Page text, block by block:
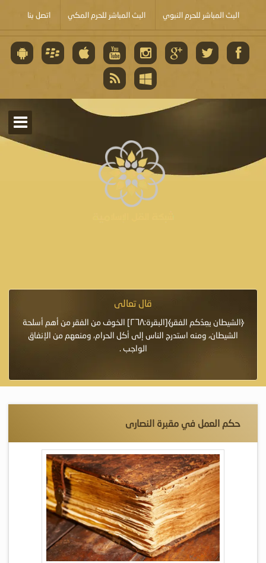
البث المباشر للحرم النبوي البث المباشر للحرم المكي اتصل بنا
قال تعالى
﴿الشيطان يعِدُكم الفقر﴾[البقرة:٢٦٨] الخوف من الفقر من أهم أسلحة
الشيطان، ومنه استدرج الناس إلى أكل الحرام، ومنعهم من الإنفاق
الواجب .
حكم العمل في مقبرة النصارى